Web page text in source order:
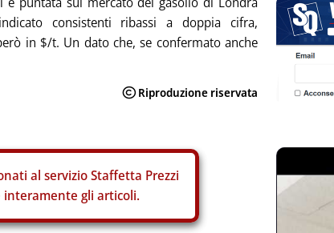
consistenti ribassi a doppia cifra,
in $/t. Un dato che, se confermato anche
al servizio Staffetta Prezzi
interamente gli articoli.